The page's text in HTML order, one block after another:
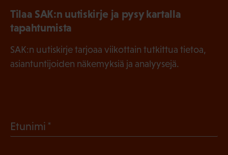
Tilaa SAK:n uutiskirje ja pysy kartalla
tapahtumista
SAK:n uutiskirje tarjoaa viikottain tutkittua tietoa,
asiantuntijoiden näkemyksiä ja analyysejä.
Etunimi